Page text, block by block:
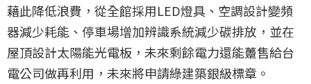
藉此降低浪費，從全館採用LED燈具、空調設計變頻
器減少耗能、停車場增加辨識系統減少碳排放，並在
屋頂設計太陽能光電板，未來剩餘電力還能躉售給台
電公司做再利用，未來將申請綠建築銀級標章。